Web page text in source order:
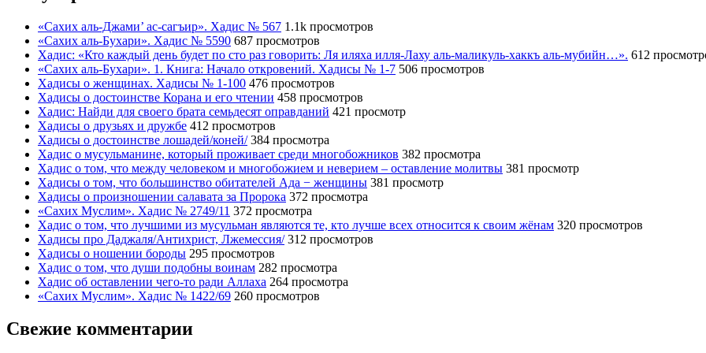
«Сахих аль-Джами’ ас-сагъир». Хадис № 567 1.1k просмотров
«Сахих аль-Бухари». Хадис № 5590 687 просмотров
Хадис: «Кто каждый день будет по сто раз говорить: Ля иляха илля-Лаху аль-маликуль-хаккъ аль-мубийн…». 612
«Сахих аль-Бухари». 1. Книга: Начало откровений. Хадисы № 1-7 506 просмотров
Хадисы о женщинах. Хадисы № 1-100 476 просмотров
Хадисы о достоинстве Корана и его чтении 458 просмотров
Хадис: Найди для своего брата семьдесят оправданий 421 просмотр
Хадисы о друзьях и дружбе 412 просмотров
Хадисы о достоинстве лошадей/коней/ 384 просмотра
Хадис о мусульманине, который проживает среди многобожников 382 просмотра
Хадис о том, что между человеком и многобожием и неверием – оставление молитвы 381 просмотр
Хадисы о том, что большинство обитателей Ада − женщины 381 просмотр
Хадисы о произношении салавата за Пророка 372 просмотра
«Сахих Муслим». Хадис № 2749/11 372 просмотра
Хадис о том, что лучшими из мусульман являются те, кто лучше всех относится к своим жёнам 320 просмотров
Хадисы про Даджаля/Антихрист, Лжемессия/ 312 просмотров
Хадисы о ношении бороды 295 просмотров
Хадис о том, что души подобны воинам 282 просмотра
Хадис об оставлении чего-то ради Аллаха 264 просмотра
«Сахих Муслим». Хадис № 1422/69 260 просмотров
Свежие комментарии